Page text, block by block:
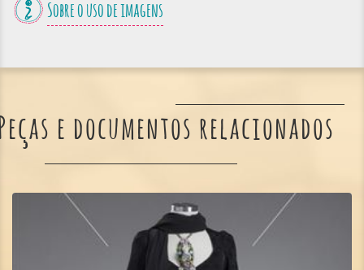
Sobre o uso de imagens
e documentos relacionados